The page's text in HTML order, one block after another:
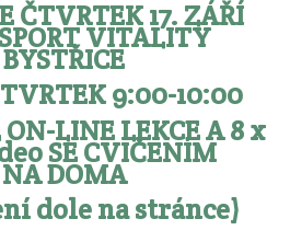
ČTVRTEK 17. ZÁŘÍ
VITALITY
BYSTŘICE
9:00-10:00
ON-LINE LEKCE A 8 x
SE CVIČENÍM
NA DOMA
dole na stránce)